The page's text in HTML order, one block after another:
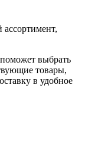
выбрать
товары,
в удобное